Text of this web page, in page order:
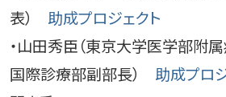
表） 助成プロジェクト
・山田秀臣（東京大学医学部附
国際診療部副部長） 助成プロ